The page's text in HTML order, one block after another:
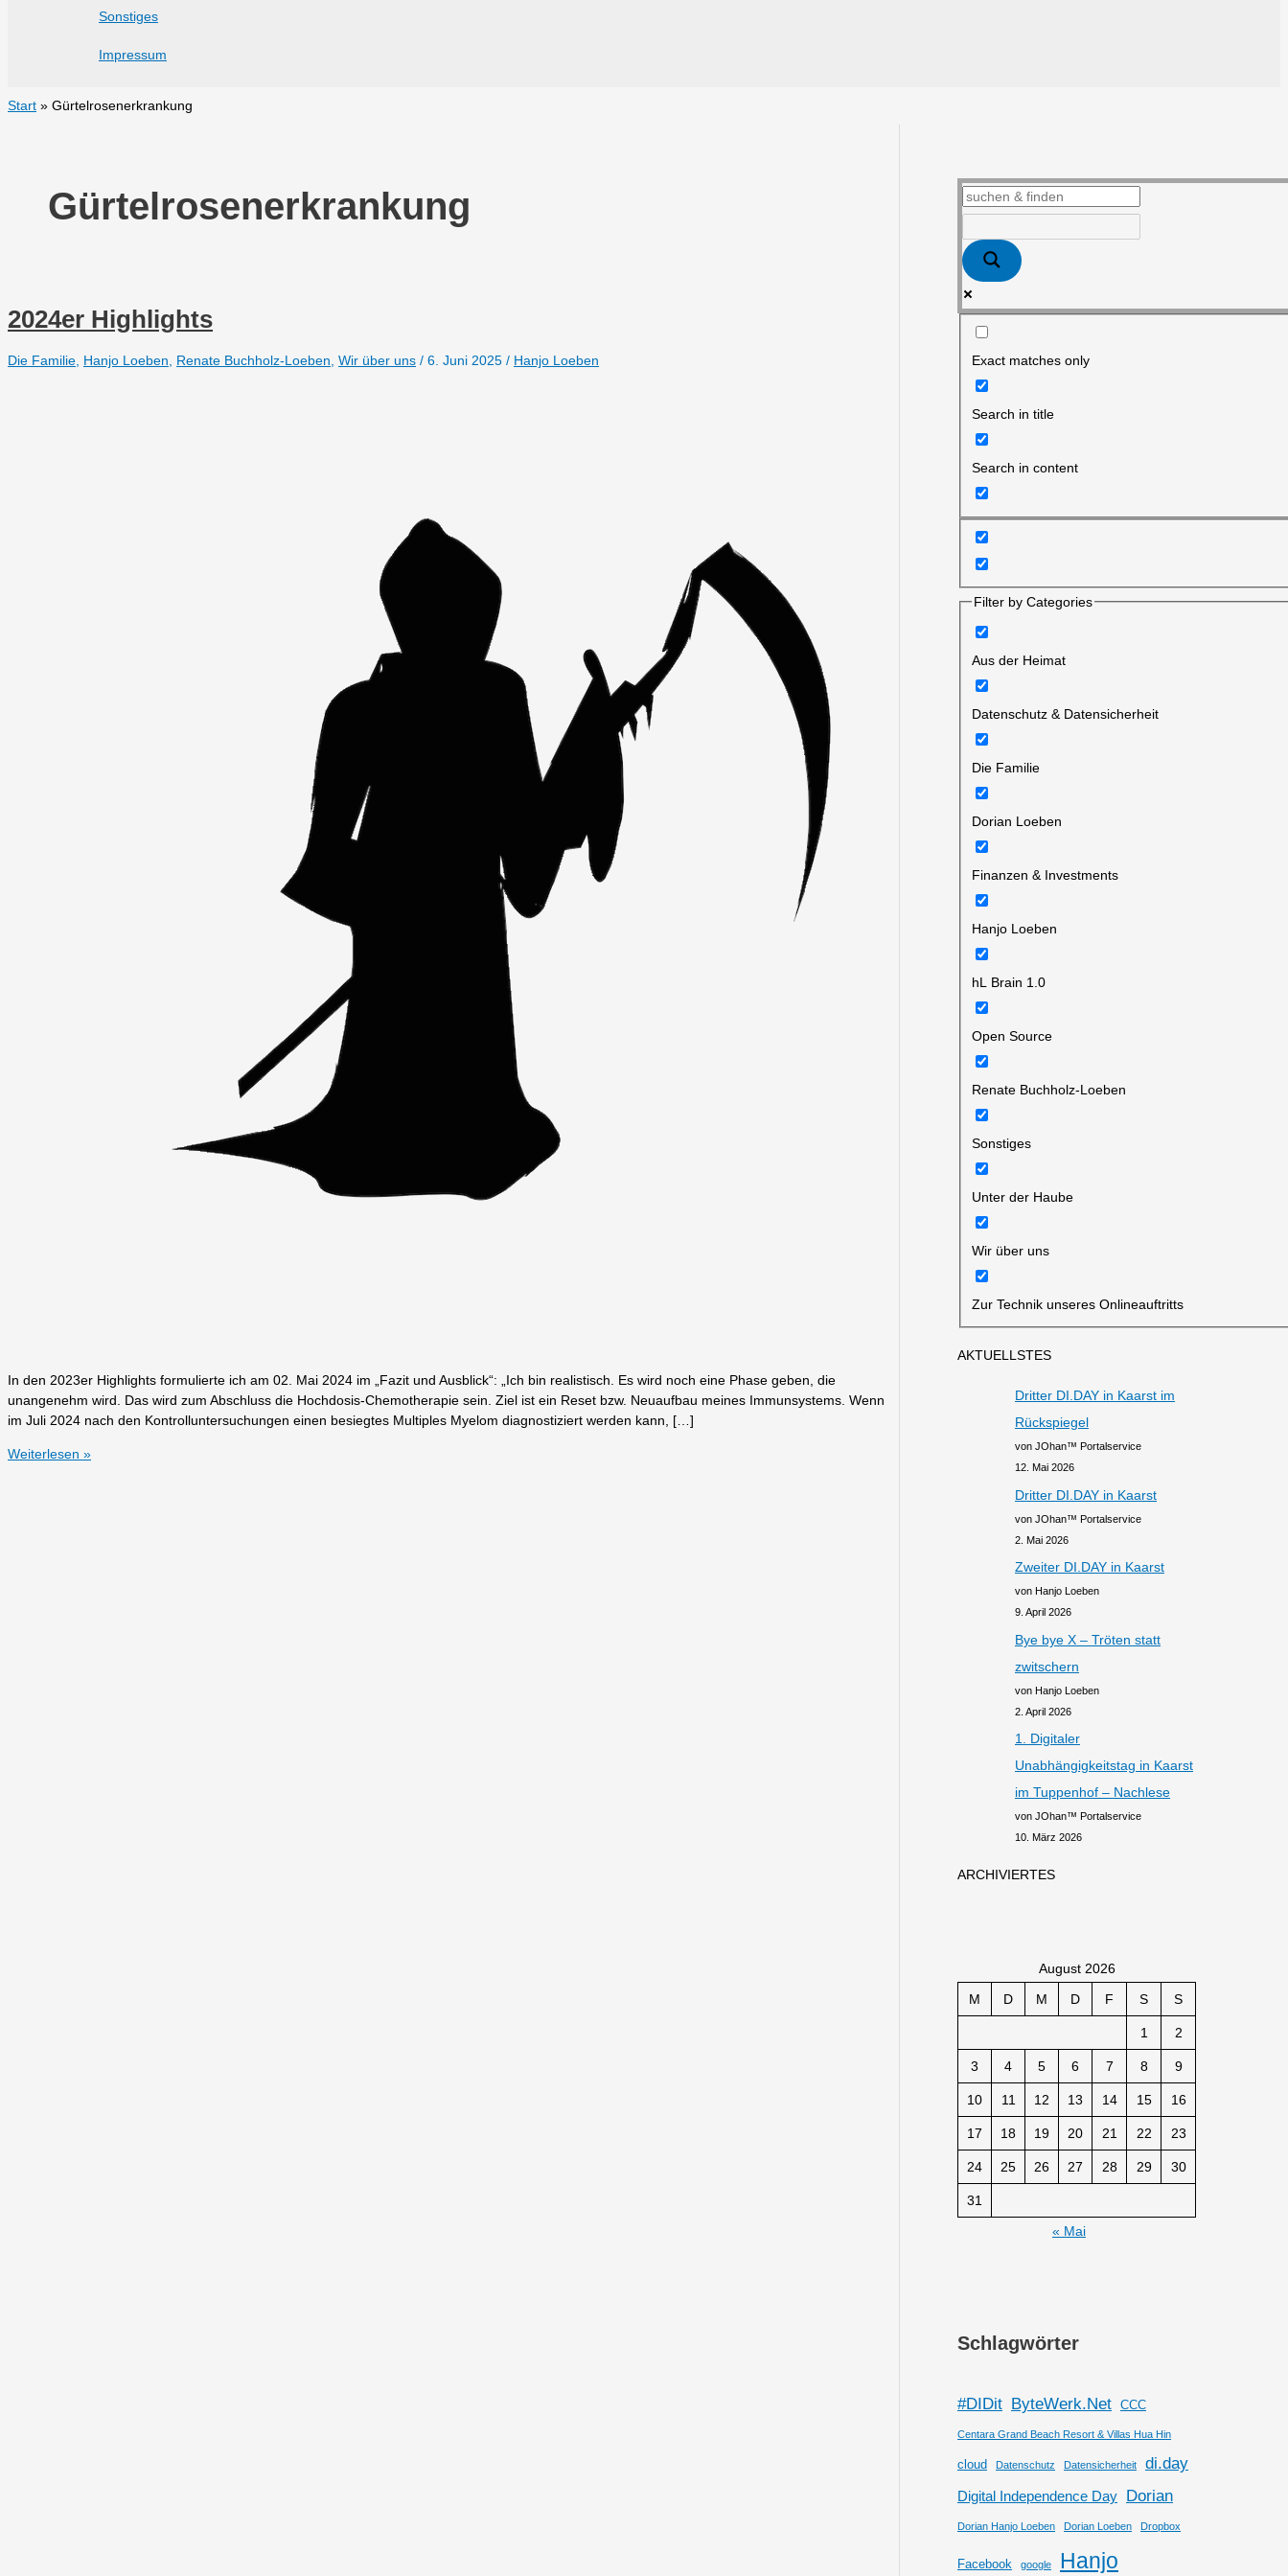
Sonstiges
Impressum
Start Gürtelrosenerkrankung
Gürtelrosenerkrankung
2024er Highlights
Die Familie Hanjo Loeben Renate Buchholz-Loeben Wir über uns / 6. Juni 2025 / Hanjo Loeben
In den 2023er Highlights formulierte ich am 02. Mai 2024 im „Fazit und Ausblick“: „Ich bin realistisch. Es wird noch eine Phase geben, die
unangenehm wird. Das wird zum Abschluss die Hochdosis-Chemotherapie sein. Ziel ist ein Reset bzw. Neuaufbau meines Immunsystems. Wenn
im Juli 2024 nach den Kontrolluntersuchungen einen besiegtes Multiples Myelom diagnostiziert werden kann, […]
2024er
Weiterlesen »
Exact matches only
Search in title
Search in content
Filter by Categories
Aus der Heimat
Datenschutz & Datensicherheit
Die Familie
Dorian Loeben
Finanzen & Investments
Hanjo Loeben
hL Brain 1.0
Open Source
Renate Buchholz-Loeben
Sonstiges
Unter der Haube
Wir über uns
Zur Technik unseres Onlineauftritts
AKTUELLSTES
Dritter DI.DAY in Kaarst im
Rückspiegel
von JOhan™ Portalservice
12. Mai 2026
Dritter DI.DAY in Kaarst
von JOhan™ Portalservice
2. Mai 2026
Zweiter DI.DAY in Kaarst
von Hanjo Loeben
9. April 2026
Bye bye X – Tröten statt
zwitschern
von Hanjo Loeben
2. April 2026
1. Digitaler
Unabhängigkeitstag in Kaarst
im Tuppenhof – Nachlese
von JOhan™ Portalservice
10. März 2026
ARCHIVIERTES
August 2026
M
D M D F S S
1 2
3 4 5 6 7 8 9
10 11 12 13 14 15 16
17 18 19 20 21 22 23
24 25 26 27 28 29 30
31
« Mai
Schlagwörter
#DIDit ByteWerk.Net CCC
Centara Grand Beach Resort & Villas Hua Hin
cloud Datenschutz Datensicherheit di.day
Digital Independence Day Dorian
Dorian Hanjo Loeben Dorian Loeben Dropbox
Facebook google Hanjo